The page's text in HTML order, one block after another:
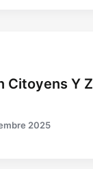
Citoyens Y Z
2025